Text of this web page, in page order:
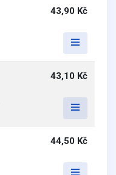
43,90 Kč
43,10 Kč
44,50 Kč